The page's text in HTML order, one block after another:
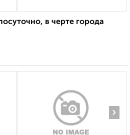
в черте города
›